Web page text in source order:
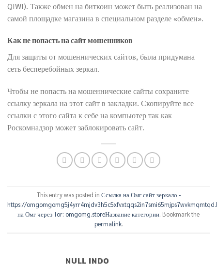
QIWI). Также обмен на биткоин может быть реализован на
самой площадке магазина в специальном разделе «обмен».
Как не попасть на сайт мошенников
Для защиты от мошеннических сайтов, была придумана
сеть бесперебойных зеркал.
Чтобы не попасть на мошеннические сайты сохраните
ссылку зеркала на этот сайт в закладки. Скопируйте все
ссылки с этого сайта к себе на компьютер так как
Роскомнадзор может заблокировать сайт.
This entry was posted in Ссылка на Омг сайт зеркало -
https://
на Омг через Tor: omgomg.storeНазвание категории. Bookmark the
permalink.
NULL INDO